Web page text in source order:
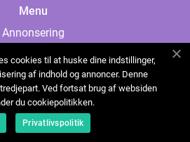
Menu
Annonsering
Cookies
Kontakta oss
Sitemap
cookies til at huske dine indstillinger,
af indhold og annoncer. Denne
Ved fortsat brug af websiden
du cookiepolitikken.
Privatlivspolitik